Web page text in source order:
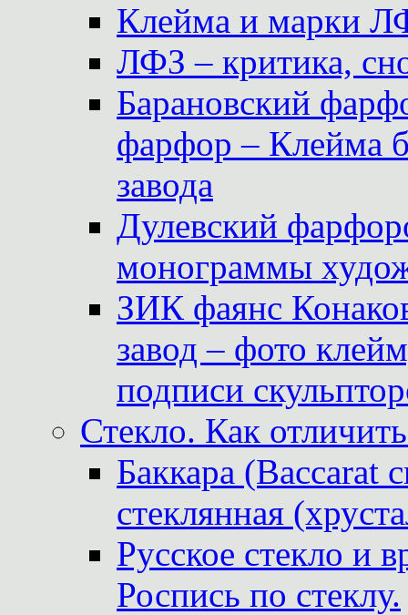
Клейма и марки
ЛФЗ – критика,
Барановский
фарфор – Клейма
завода
Дулевский
монограммы
ЗИК фаянс
завод – фото
подписи
Стекло. Как
Баккара (Baccarat
стеклянная
Русское стекло и
Роспись по стеклу.